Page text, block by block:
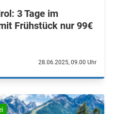
3 Tage im
Frühstück nur 99€
28.06.2025, 09.00 Uhr